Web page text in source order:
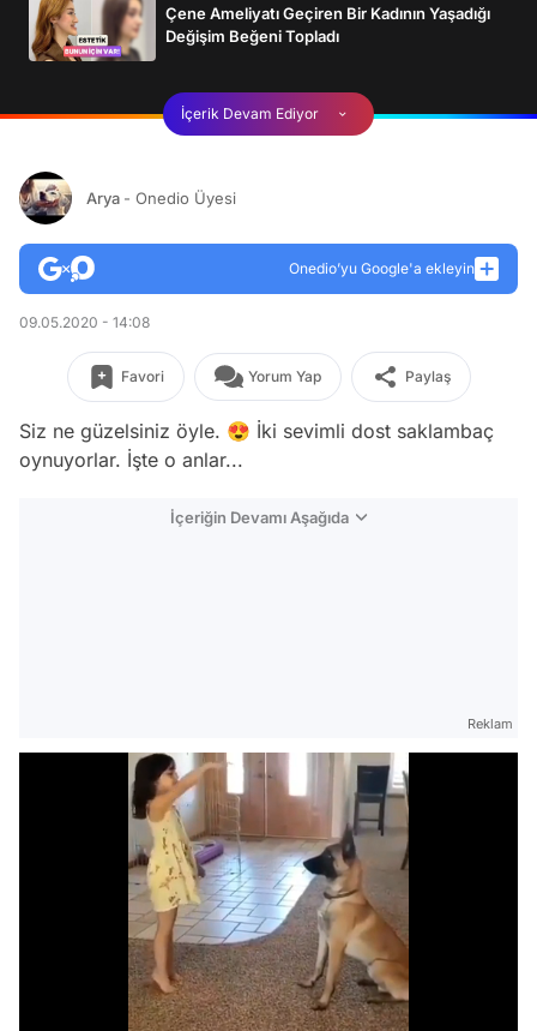
Çene Ameliyatı Geçiren Bir Kadının Yaşadığı
Değişim Beğeni Topladı
İçerik Devam Ediyor
Arya - Onedio Üyesi
Onedio’yu Google'a ekleyin
09.05.2020 - 14:08
Favori Yorum Yap Paylaş
Siz ne güzelsiniz öyle. 😍 İki sevimli dost saklambaç
oynuyorlar. İşte o anlar...
İçeriğin Devamı Aşağıda
Reklam